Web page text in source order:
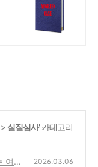
> 실질심사' 카테고리
여기
2026.03.06